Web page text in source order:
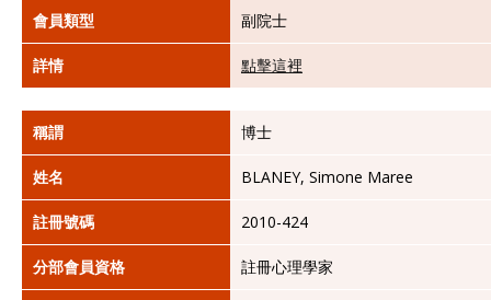
會員類型 副院士
詳情 點擊這裡
稱謂 博士
姓名 BLANEY, Simone Maree
註冊號碼 2010-424
分部會員資格 註冊心理學家